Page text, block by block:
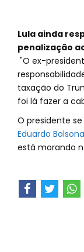
Lula ainda
penalização
"O ex-
taxação do
foi lá fazer a
O presidente
Eduardo
está morando